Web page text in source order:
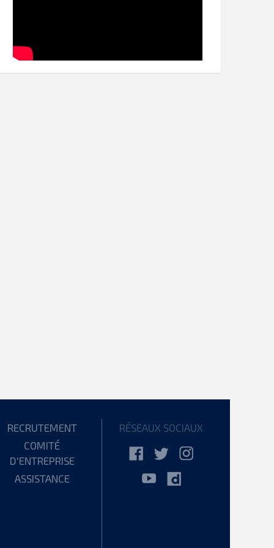
RECRUTEMENT
COMITÉ
D'ENTREPRISE
ASSISTANCE
RÉSEAUX SOCIAUX